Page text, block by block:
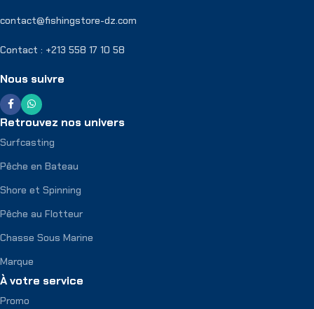
contact@fishingstore-dz.com
Contact : +213 558 17 10 58
Nous suivre
Retrouvez nos univers
Surfcasting
Pêche en Bateau
Shore et Spinning
Pêche au Flotteur
Chasse Sous Marine
Marque
À votre service
Promo